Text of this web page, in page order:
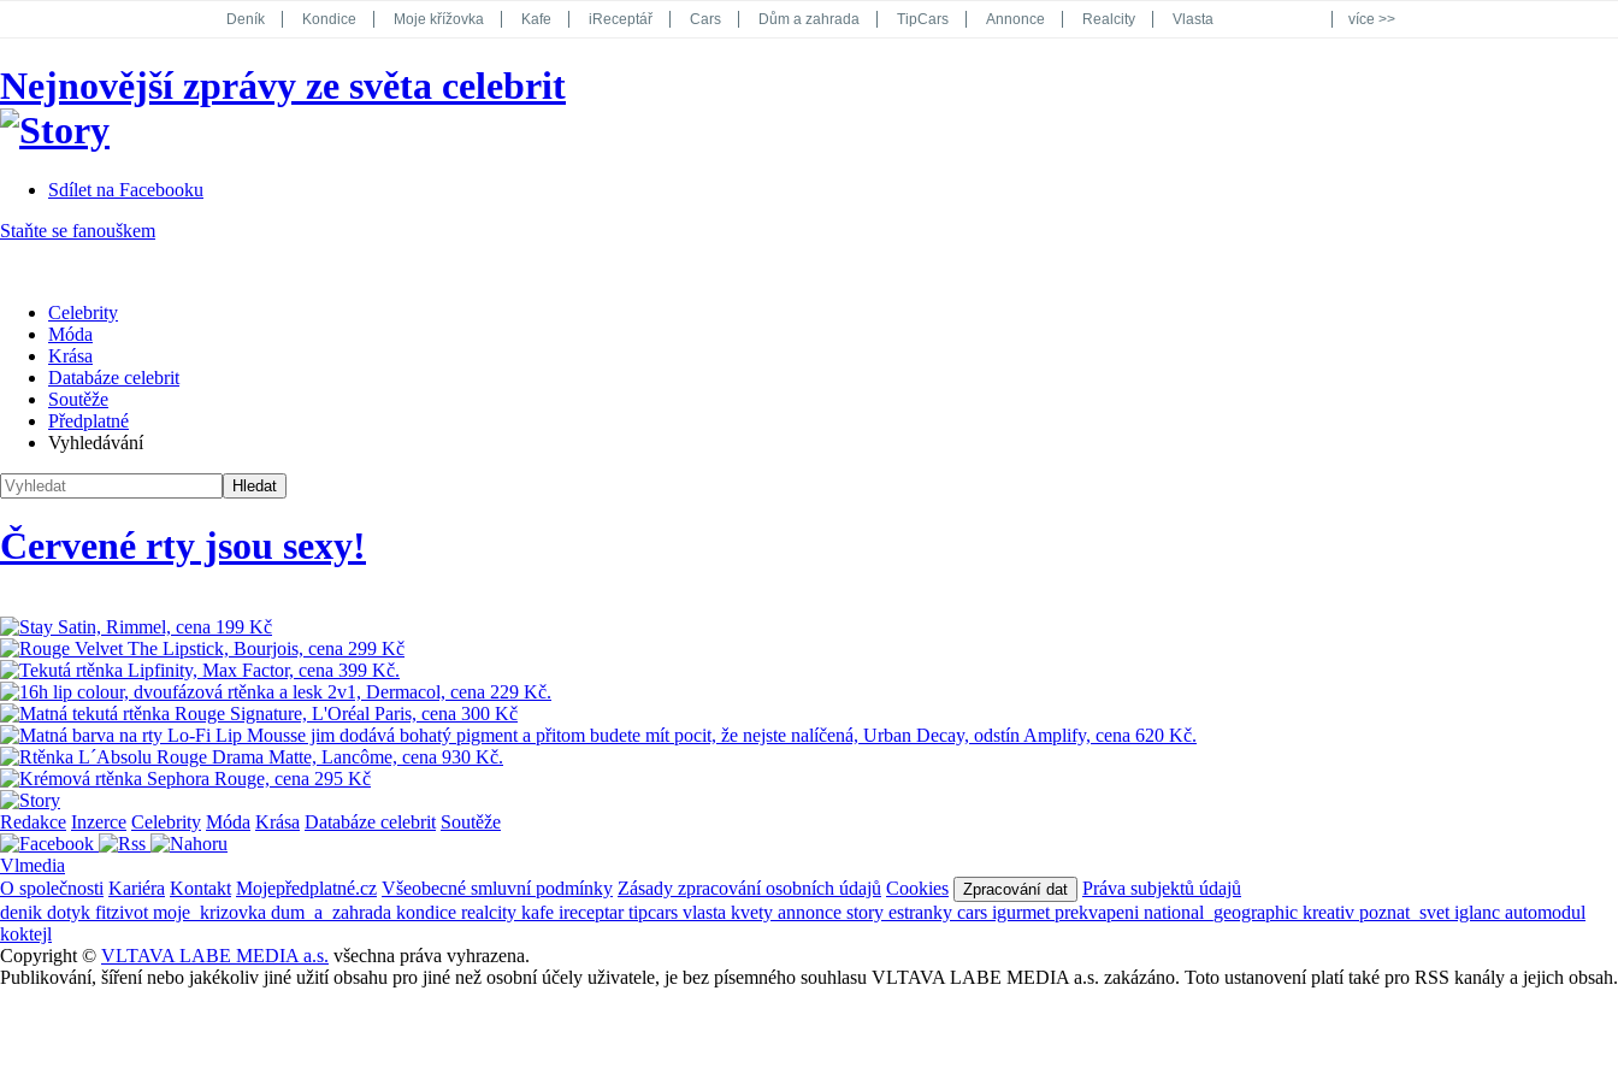
Deník Kondice Moje křížovka Kafe iReceptář Cars Dům a zahrada TipCars Annonce Realcity Vlasta
Koktejl
více >>
Nejnovější zprávy ze světa celebrit
Sdílet na Facebooku
Staňte se fanouškem
Celebrity
Móda
Krása
Databáze celebrit
Soutěže
Předplatné
Vyhledávání
Červené rty jsou sexy!
Redakce Inzerce Celebrity Móda Krása Databáze celebrit Soutěže
Vlmedia
O společnosti Kariéra Kontakt Mojepředplatné.cz Všeobecné smluvní podmínky Zásady zpracování osobních údajů Cookies Zpracování dat
Práva subjektů údajů
denik dotyk fitzivot moje_krizovka dum_a_zahrada kondice realcity kafe ireceptartipcars vlasta kvety annonce story estranky cars igurmet prekvapeni national_geographic kreativ poznat_svet iglanc automodul
koktejl
Copyright © VLTAVA LABE MEDIA a.s. všechna práva vyhrazena.
Publikování, šíření nebo jakékoliv jiné užití obsahu pro jiné než osobní účely uživatele, je bez písemného souhlasu VLTAVA LABE MEDIA a.s. zakázáno. Toto ustanovení platí také pro RSS kanály a jejich obsah.